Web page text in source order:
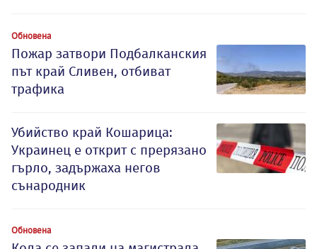
Обновена
Пожар затвори Подбалканския
път край Сливен, отбиват
трафика
Убийство край Кошарица:
Украинец е открит с прерязано
гърло, задържаха негов
сънародник
Обновена